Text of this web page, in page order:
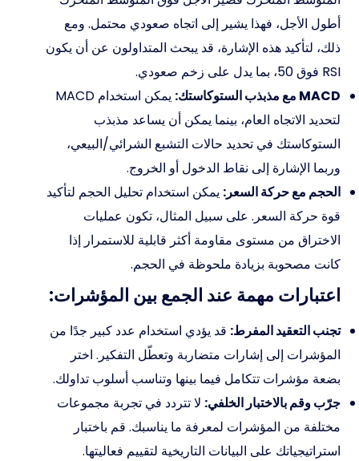
أطول الأجل، فهذا يشير إلى اتجاه صعودي محتمل. ومع
ذلك، لتأكيد هذه الإشارة، قد يبحث المتداولون عن أن يكون
RSI فوق 50، بما يدل على زخم صعودي.
MACD مع مذبذب الستوكاستك:
يمكن استخدام MACD
لتحديد الاتجاه العام، بينما يمكن أن يساعد مذبذب
الستوكاستك في تحديد حالات التشبع الشرائي/البيعي،
وربما الإشارة إلى نقاط الدخول أو الخروج.
الحجم مع حركة السعر: يمكن استخدام تحليل الحجم لتأكيد
قوة حركة السعر. على سبيل المثال، تكون عمليات
الاختراق من مستوى مقاومة أكثر قابلية للاستمرار إذا
كانت مصحوبة بزيادة ملحوظة في الحجم.
اعتبارات مهمة عند الجمع بين المؤشرات:
تجنب التعقيد المفرط: قد يؤدي استخدام عدد كبير جدًا من
المؤشرات إلى إشارات متضاربة وتعطّل التفكير. اختر
بضعة مؤشرات تتكامل فيما بينها وتناسب أسلوب تداولك.
جرّب وقم بالاختبار الخلفي: لا تتردد في تجربة مجموعات
مختلفة من المؤشرات لمعرفة ما يناسبك. قم باختبار
استراتيجياتك على البيانات التاريخية لتقييم فعاليتها.